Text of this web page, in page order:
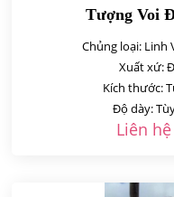
Tượng Voi
Chủng loại: Linh
Xuất xứ:
Kích thước:
Độ dày:
Liên hệ